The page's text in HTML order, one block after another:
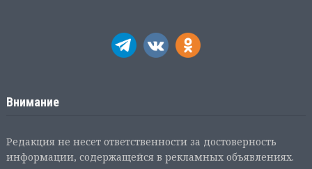
Внимание
Редакция не несет ответственности за достоверность
информации, содержащейся в рекламных объявлениях.